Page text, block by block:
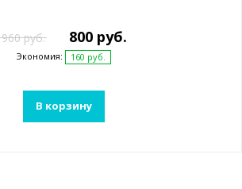
960 руб. 800 руб.
Экономия: 160 руб.
В корзину